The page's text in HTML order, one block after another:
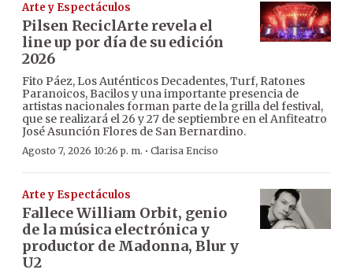
Arte y Espectáculos
Pilsen ReciclArte revela el
line up por día de su edición
2026
Fito Páez, Los Auténticos Decadentes, Turf, Ratones
Paranoicos, Bacilos y una importante presencia de
artistas nacionales forman parte de la grilla del festival,
que se realizará el 26 y 27 de septiembre en el Anfiteatro
José Asunción Flores de San Bernardino.
Agosto 7, 2026 10:26 p. m. · Clarisa Enciso
Arte y Espectáculos
Fallece William Orbit, genio
de la música electrónica y
productor de Madonna, Blur y
U2